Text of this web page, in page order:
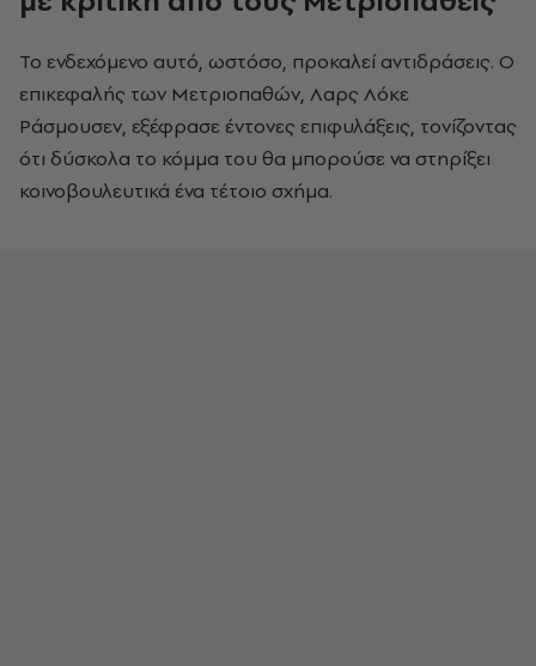
Το ενδεχόμενο αυτό, ωστόσο, προκαλεί αντιδράσεις. Ο
επικεφαλής των Μετριοπαθών, Λαρς Λόκε
Ράσμουσεν, εξέφρασε έντονες επιφυλάξεις, τονίζοντας
ότι δύσκολα το κόμμα του θα μπορούσε να στηρίξει
κοινοβουλευτικά ένα τέτοιο σχήμα.